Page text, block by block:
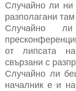
Случайно ли ни
разполагани
Случайно
от липсата
свързани с
Случайно ли
началник е и